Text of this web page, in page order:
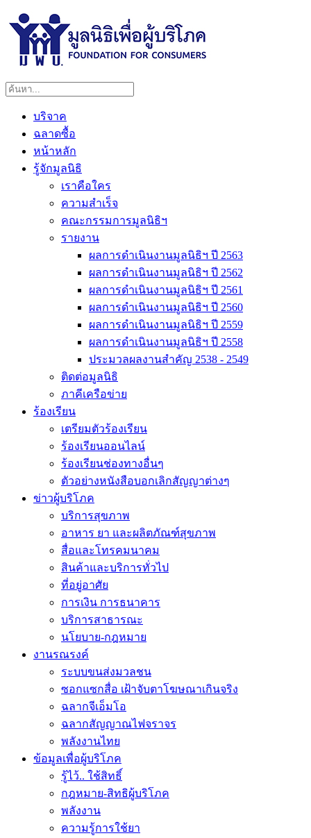
บริจาค
ฉลาดซื้อ
หน้าหลัก
รู้จักมูลนิธิ
เราคือใคร
ความสำเร็จ
คณะกรรมการมูลนิธิฯ
รายงาน
ผลการดำเนินงานมูลนิธิฯ ปี 2563
ผลการดำเนินงานมูลนิธิฯ ปี 2562
ผลการดำเนินงานมูลนิธิฯ ปี 2561
ผลการดำเนินงานมูลนิธิฯ ปี 2560
ผลการดำเนินงานมูลนิธิฯ ปี 2559
ผลการดำเนินงานมูลนิธิฯ ปี 2558
ประมวลผลงานสำคัญ 2538 - 2549
ติดต่อมูลนิธิ
ภาคีเครือข่าย
ร้องเรียน
เตรียมตัวร้องเรียน
ร้องเรียนออนไลน์
ร้องเรียนช่องทางอื่นๆ
ตัวอย่างหนังสือบอกเลิกสัญญาต่างๆ
ข่าวผู้บริโภค
บริการสุขภาพ
อาหาร ยา และผลิตภัณฑ์สุขภาพ
สื่อและโทรคมนาคม
สินค้าและบริการทั่วไป
ที่อยู่อาศัย
การเงิน การธนาคาร
บริการสาธารณะ
นโยบาย-กฎหมาย
งานรณรงค์
ระบบขนส่งมวลชน
ซอกแซกสื่อ เฝ้าจับตาโฆษณาเกินจริง
ฉลากจีเอ็มโอ
ฉลากสัญญาณไฟจราจร
พลังงานไทย
ข้อมูลเพื่อผู้บริโภค
รู้ไว้.. ใช้สิทธิ์
กฎหมาย-สิทธิผู้บริโภค
พลังงาน
ความรู้การใช้ยา